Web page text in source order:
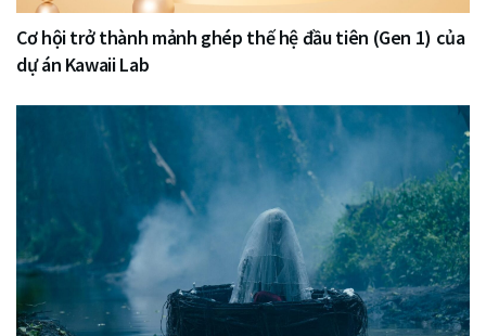
Cơ hội trở thành mảnh ghép thế hệ đầu tiên (Gen 1) của
dự án Kawaii Lab